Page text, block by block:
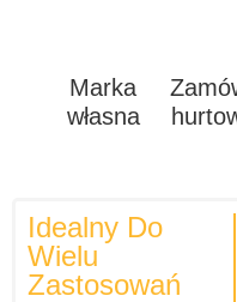
Marka
własna
Idealny Do
Wielu
Zastosowań